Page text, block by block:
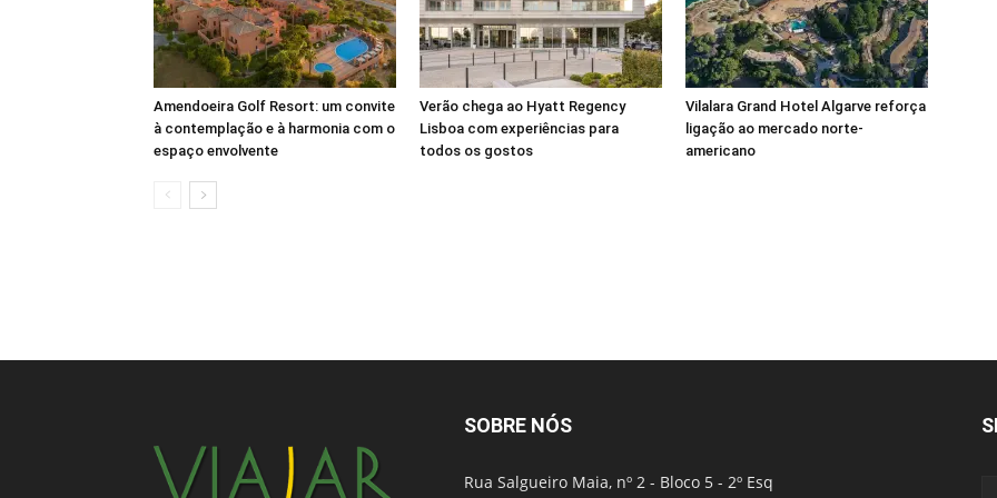
Amendoeira Golf Resort: um convite
à contemplação e à harmonia com o
espaço envolvente
Verão chega ao Hyatt Regency
Lisboa com experiências para
todos os gostos
Vilalara Grand Hotel Algarve reforça
ligação ao mercado norte-
americano
SOBRE NÓS
Rua Salgueiro Maia, nº 2 - Bloco 5 - 2º Esq